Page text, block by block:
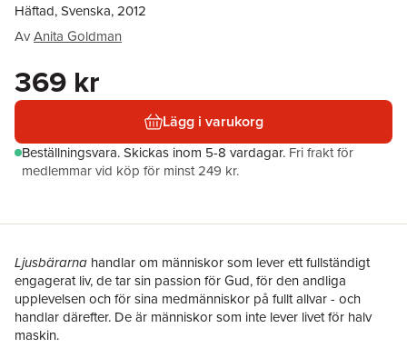
Häftad, Svenska, 2012
AvAnita Goldman
369 kr
Lägg i varukorg
Beställningsvara.Skickas inom 5-8 vardagar. Fri frakt för
medlemmar vid köp för minst 249 kr.
Ljusbärarna handlar om människor som lever ett fullständigt
engagerat liv, de tar sin passion för Gud, för den andliga
upplevelsen och för sina medmänniskor på fullt allvar - och
handlar därefter. De är människor som inte lever livet för halv
maskin.